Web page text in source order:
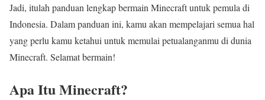
Jadi, itulah panduan lengkap bermain Minecraft untuk pemula di
Indonesia. Dalam panduan ini, kamu akan mempelajari semua hal
yang perlu kamu ketahui untuk memulai petualanganmu di dunia
Minecraft. Selamat bermain!
Apa Itu Minecraft?